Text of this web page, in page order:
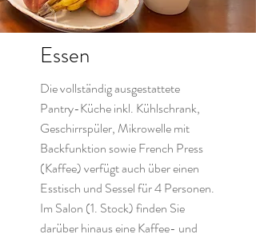
Essen
Die vollständig ausgestattete
Pantry-Küche inkl. Kühlschrank,
Geschirrspüler, Mikrowelle mit
Backfunktion sowie French Press
(Kaffee) verfügt auch über einen
Esstisch und Sessel für 4 Personen.
Im Salon (1. Stock) finden Sie
darüber hinaus eine Kaffee- und